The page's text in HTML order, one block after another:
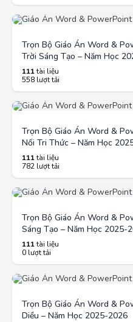
Trọn Bộ Giáo Án Word &
Trời Sáng Tạo – Năm Học
111tài liệu
558 lượt tải
Trọn Bộ Giáo Án Word &
Nối Tri Thức – Năm Học
111tài liệu
782 lượt tải
Trọn Bộ Giáo Án Word &
Sáng Tạo – Năm Học 2025-
111tài liệu
0 lượt tải
Trọn Bộ Giáo Án Word &
Diều – Năm Học 2025-2026